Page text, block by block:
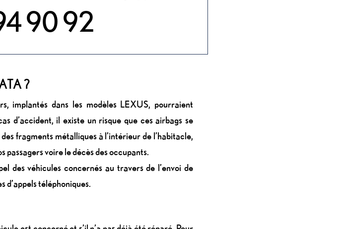
90 92
?
implantés dans les modèles LEXUS, pourraient
d’accident, il existe un risque que ces airbags se
fragments métalliques à l’intérieur de l’habitacle,
passagers voire le décès des occupants.
des véhicules concernés au travers de l’envoi de
d’appels téléphoniques.